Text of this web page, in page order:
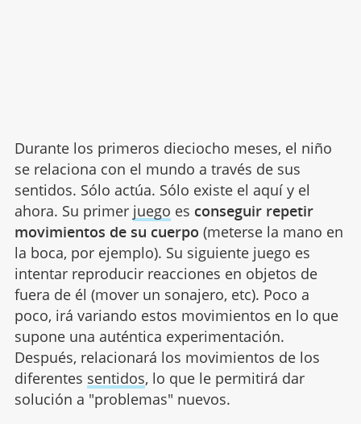
Durante los primeros dieciocho meses, el niño
se relaciona con el mundo a través de sus
sentidos. Sólo actúa. Sólo existe el aquí y el
ahora. Su primer juego es conseguir repetir
movimientos de su cuerpo (meterse la mano en
la boca, por ejemplo). Su siguiente juego es
intentar reproducir reacciones en objetos de
fuera de él (mover un sonajero, etc). Poco a
poco, irá variando estos movimientos en lo que
supone una auténtica experimentación.
Después, relacionará los movimientos de los
diferentes sentidos, lo que le permitirá dar
solución a "problemas" nuevos.